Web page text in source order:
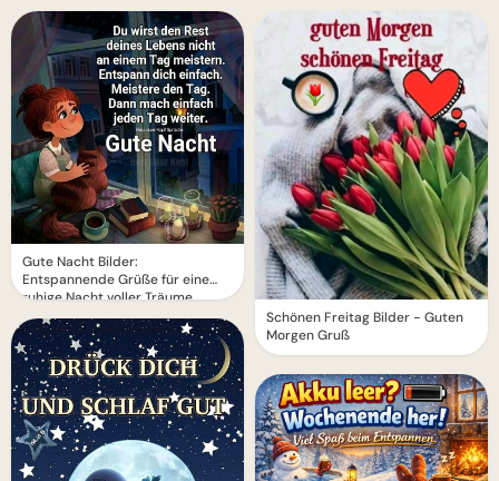
Gute Nacht Bilder:
Entspannende Grüße für eine
ruhige Nacht voller Träume
Schönen Freitag Bilder - Guten
Morgen Gruß